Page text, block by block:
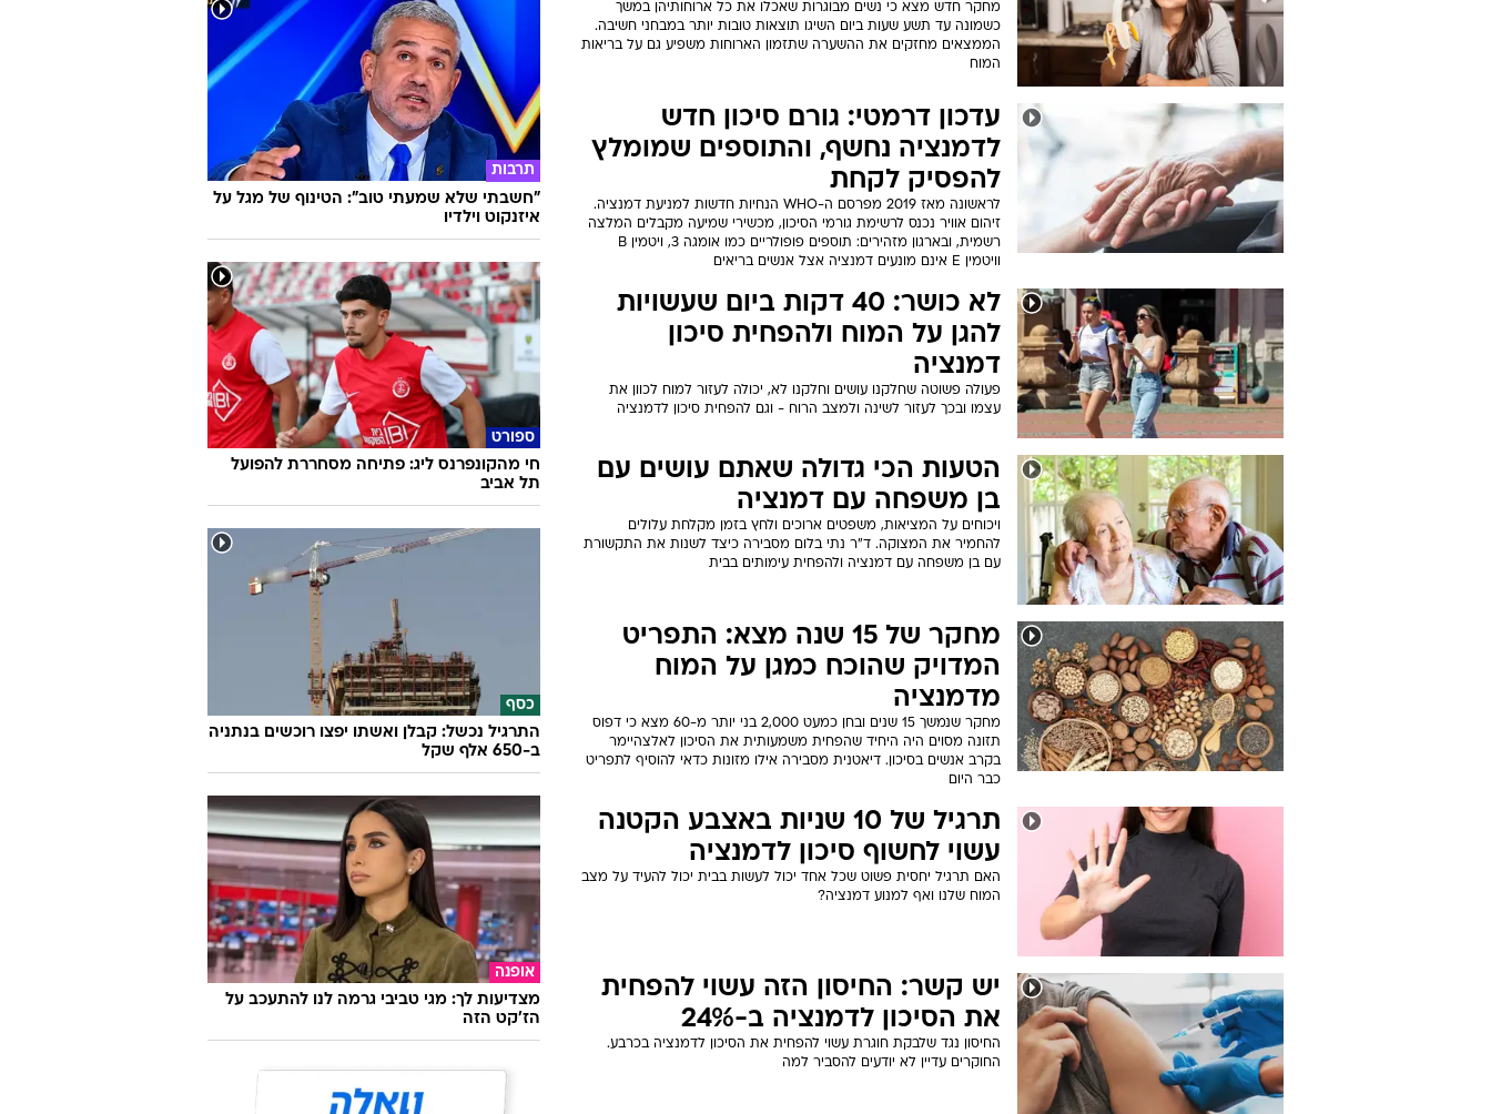
מחקר חדש מצא כי נשים מבוגרות שאכלו את כל ארוחותיהן במשך
כשמונה עד תשע שעות ביום השיגו תוצאות טובות יותר במבחני חשיבה.
הממצאים מחזקים את ההשערה שתזמון הארוחות משפיע גם על בריאות
המוח
עדכון דרמטי: גורם סיכון חדש
לדמנציה נחשף, והתוספים שמומלץ
להפסיק לקחת
לראשונה מאז 2019 מפרסם ה-WHO הנחיות חדשות למניעת דמנציה.
זיהום אוויר נכנס לרשימת גורמי הסיכון, מכשירי שמיעה מקבלים המלצה
רשמית, ובארגון מזהירים: תוספים פופולריים כמו אומגה 3, ויטמין B
וויטמין E אינם מונעים דמנציה אצל אנשים בריאים
לא כושר: 40 דקות ביום שעשויות
להגן על המוח ולהפחית סיכון
דמנציה
פעולה פשוטה שחלקנו עושים וחלקנו לא, יכולה לעזור למוח לכוון את
עצמו ובכך לעזור לשינה ולמצב הרוח - וגם להפחית סיכון לדמנציה
הטעות הכי גדולה שאתם עושים עם
בן משפחה עם דמנציה
ויכוחים על המציאות, משפטים ארוכים ולחץ בזמן מקלחת עלולים
להחמיר את המצוקה. ד"ר נתי בלום מסבירה כיצד לשנות את התקשורת
עם בן משפחה עם דמנציה ולהפחית עימותים בבית
מחקר של 15 שנה מצא: התפריט
המדויק שהוכח כמגן על המוח
מדמנציה
מחקר שנמשך 15 שנים ובחן כמעט 2,000 בני יותר מ-60 מצא כי דפוס
תזונה מסוים היה היחיד שהפחית משמעותית את הסיכון לאלצהיימר
בקרב אנשים בסיכון. דיאטנית מסבירה אילו מזונות כדאי להוסיף לתפריט
כבר היום
תרגיל של 10 שניות באצבע הקטנה
עשוי לחשוף סיכון לדמנציה
האם תרגיל יחסית פשוט שכל אחד יכול לעשות בבית יכול להעיד על מצב
המוח שלנו ואף למנוע דמנציה?
יש קשר: החיסון הזה עשוי להפחית
את הסיכון לדמנציה ב-24%
החיסון נגד שלבקת חוגרת עשוי להפחית את הסיכון לדמנציה בכרבע.
החוקרים עדיין לא יודעים להסביר למה
תרבות
"חשבתי שלא שמעתי טוב": הטינוף של מגל על
איזנקוט וילדיו
ספורט
חי מהקונפרנס ליג: פתיחה מסחררת להפועל
תל אביב
כסף
התרגיל נכשל: קבלן ואשתו יפצו רוכשים בנתניה
ב-650 אלף שקל
אופנה
מצדיעות לך: מגי טביבי גרמה לנו להתעכב על
הז'קט הזה